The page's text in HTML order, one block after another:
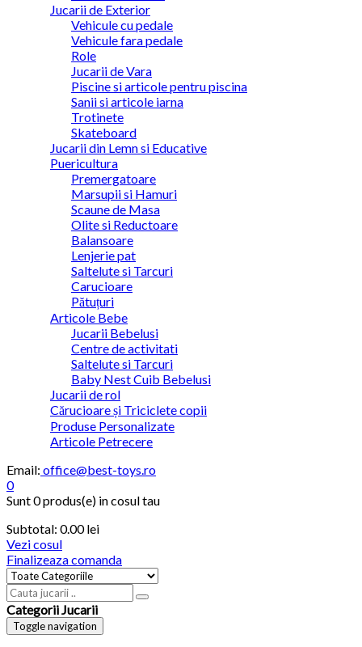
Jucarii de Exterior
Vehicule cu pedale
Vehicule fara pedale
Role
Jucarii de Vara
Piscine si articole pentru piscina
Sanii si articole iarna
Trotinete
Skateboard
Jucarii din Lemn si Educative
Puericultura
Premergatoare
Marsupii si Hamuri
Scaune de Masa
Olite si Reductoare
Balansoare
Lenjerie pat
Saltelute si Tarcuri
Carucioare
Pătuțuri
Articole Bebe
Jucarii Bebelusi
Centre de activitati
Saltelute si Tarcuri
Baby Nest Cuib Bebelusi
Jucarii de rol
Cărucioare și Triciclete copii
Produse Personalizate
Articole Petrecere
Email: office@best-toys.ro
0
Sunt0 produs(e) in cosul tau
Subtotal: 0.00 lei
Vezi cosul
Finalizeaza comanda
Categorii Jucarii
Toggle navigation